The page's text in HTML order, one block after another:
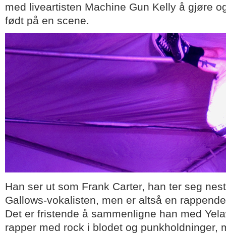
med liveartisten Machine Gun Kelly å gjøre
født på en scene.
Han ser ut som Frank Carter, han ter seg
Gallows-vokalisten, men er altså en
Det er fristende å sammenligne han med
rapper med rock i blodet og punkholdninger,